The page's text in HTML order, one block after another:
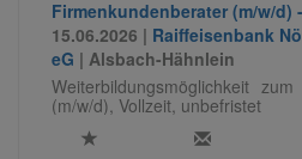
Firmenkundenberater (m/w/d)
15.06.2026 | Raiffeisenbank
eG | Alsbach-Hähnlein
Weiterbildungsmöglichkeit
(m/w/d), Vollzeit, unbefristet